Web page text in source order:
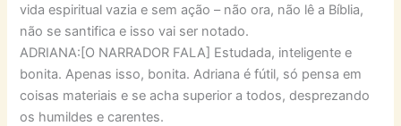
vida espiritual vazia e sem ação – não ora, não lê a Bíblia,
não se santifica e isso vai ser notado.
ADRIANA:[O NARRADOR FALA] Estudada, inteligente e
bonita. Apenas isso, bonita. Adriana é fútil, só pensa em
coisas materiais e se acha superior a todos, desprezando
os humildes e carentes.